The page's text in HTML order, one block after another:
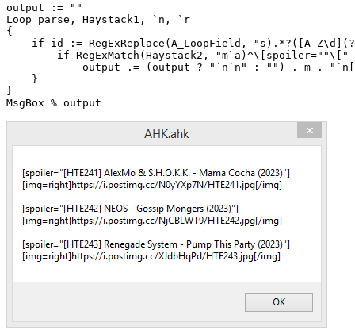
output := ""
Loop parse, Haystack1, `n, `r
{
if id := RegExReplace(A_LoopField, "s).*?([A-
if RegExMatch(Haystack2, "m`a)^\[spoiler=""\["
output .= (output ? "`n`n" : "") . m .
    }
}